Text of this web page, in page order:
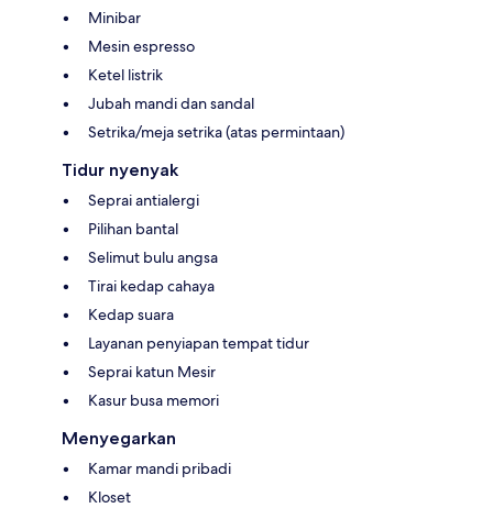
Minibar
Mesin espresso
Ketel listrik
Jubah mandi dan sandal
Setrika/meja setrika (atas permintaan)
Tidur nyenyak
Seprai antialergi
Pilihan bantal
Selimut bulu angsa
Tirai kedap cahaya
Kedap suara
Layanan penyiapan tempat tidur
Seprai katun Mesir
Kasur busa memori
Menyegarkan
Kamar mandi pribadi
Kloset